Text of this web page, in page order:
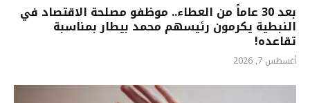
بعد 30 عاماً من العطاء.. موظفو مصلحة الاقتصاد في
النبطية يكرمون رئيسهم محمد بيطار بمناسبة
تقاعده!
أغسطس 7, 2026